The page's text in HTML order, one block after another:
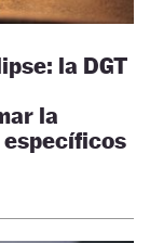
la DGT
la
específicos